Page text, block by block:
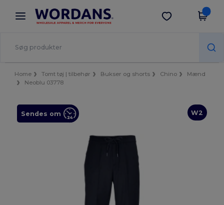
× Wordans-app
Bedre priser i appen!
Hent app
Home Tomt tøj | tilbehør Bukser og shorts Chino
Mænd
Neoblu 03778
W2
Sendes om